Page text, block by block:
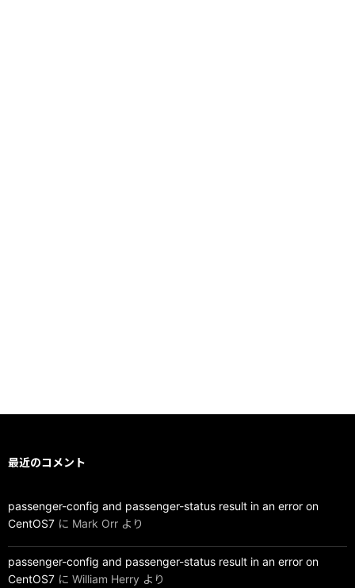
最近のコメント
passenger-config and passenger-status result in an error on
CentOS7 に Mark Orr より
passenger-config and passenger-status result in an error on
CentOS7 に William Herry より